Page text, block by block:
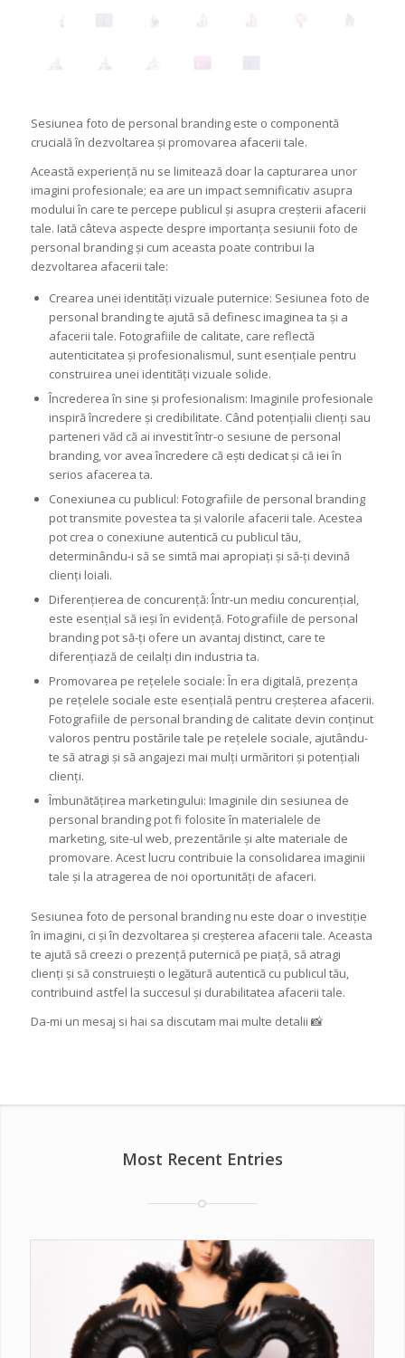
Sesiunea foto de personal branding este o componentă
crucială în dezvoltarea și promovarea afacerii tale.
Această experiență nu se limitează doar la capturarea unor
imagini profesionale; ea are un impact semnificativ asupra
modului în care te percepe publicul și asupra creșterii afacerii
tale. Iată câteva aspecte despre importanța sesiunii foto de
personal branding și cum aceasta poate contribui la
dezvoltarea afacerii tale:
Crearea unei identități vizuale puternice: Sesiunea foto de
personal branding te ajută să definesc imaginea ta și a
afacerii tale. Fotografiile de calitate, care reflectă
autenticitatea și profesionalismul, sunt esențiale pentru
construirea unei identități vizuale solide.
Încrederea în sine și profesionalism: Imaginile profesionale
inspiră încredere și credibilitate. Când potențialii clienți sau
parteneri văd că ai investit într-o sesiune de personal
branding, vor avea încredere că ești dedicat și că iei în
serios afacerea ta.
Conexiunea cu publicul: Fotografiile de personal branding
pot transmite povestea ta și valorile afacerii tale. Acestea
pot crea o conexiune autentică cu publicul tău,
determinându-i să se simtă mai apropiați și să-ți devină
clienți loiali.
Diferențierea de concurență: Într-un mediu concurențial,
este esențial să ieși în evidență. Fotografiile de personal
branding pot să-ți ofere un avantaj distinct, care te
diferențiază de ceilalți din industria ta.
Promovarea pe rețelele sociale: În era digitală, prezența
pe rețelele sociale este esențială pentru creșterea afacerii.
Fotografiile de personal branding de calitate devin conținut
valoros pentru postările tale pe rețelele sociale, ajutându-
te să atragi și să angajezi mai mulți urmăritori și potențiali
clienți.
Îmbunătățirea marketingului: Imaginile din sesiunea de
personal branding pot fi folosite în materialele de
marketing, site-ul web, prezentările și alte materiale de
promovare. Acest lucru contribuie la consolidarea imaginii
tale și la atragerea de noi oportunități de afaceri.
Sesiunea foto de personal branding nu este doar o investiție
în imagini, ci și în dezvoltarea și creșterea afacerii tale. Aceasta
te ajută să creezi o prezență puternică pe piață, să atragi
clienți și să construiești o legătură autentică cu publicul tău,
contribuind astfel la succesul și durabilitatea afacerii tale.
Da-mi un mesaj si hai sa discutam mai multe detalii 📸
Most Recent Entries